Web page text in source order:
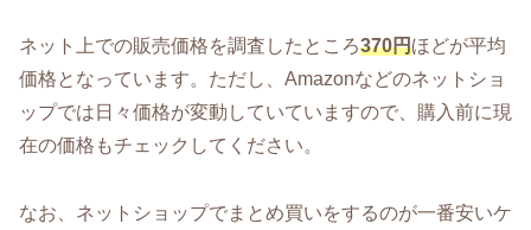
ネット上での販売価格を調査したところ370円ほどが平均
価格となっています。ただし、Amazonなどのネットショ
ップでは日々価格が変動していていますので、購入前に現
在の価格もチェックしてください。
なお、ネットショップでまとめ買いをするのが一番安いケ